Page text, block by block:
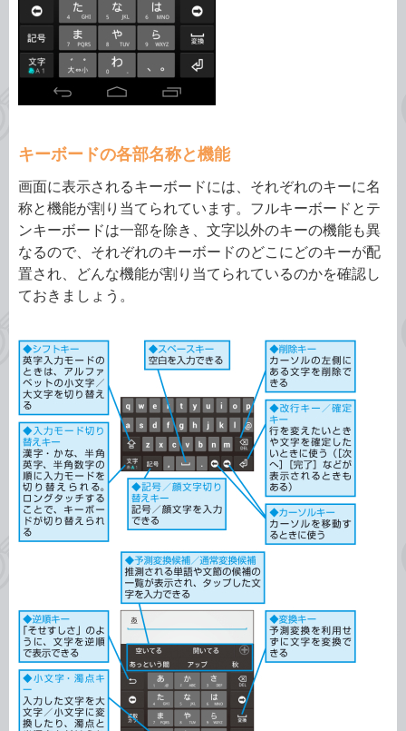
キーボードの各部名称と機能
画面に表示されるキーボードには、それぞれのキーに名
称と機能が割り当てられています。フルキーボードとテ
ンキーボードは一部を除き、文字以外のキーの機能も異
なるので、それぞれのキーボードのどこにどのキーが配
置され、どんな機能が割り当てられているのかを確認し
ておきましょう。